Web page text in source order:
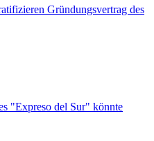
Gründungsvertrag des
"Expreso del Sur" könnte